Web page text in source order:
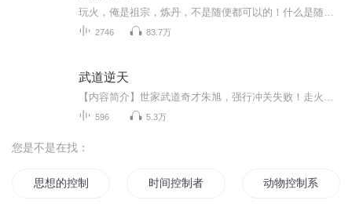
2746 83.7万
武道逆天
596 5.3万
您是不是在找：
思想的控制 时间控制者 动物控制系统